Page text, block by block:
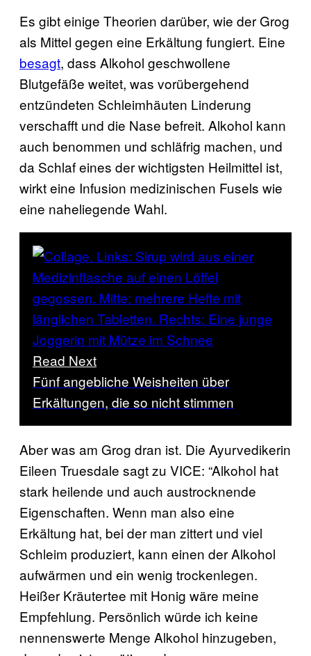
Es gibt einige Theorien darüber, wie der Grog
als Mittel gegen eine Erkältung fungiert. Eine
besagt, dass Alkohol geschwollene
Blutgefäße weitet, was vorübergehend
entzündeten Schleimhäuten Linderung
verschafft und die Nase befreit. Alkohol kann
auch benommen und schläfrig machen, und
da Schlaf eines der wichtigsten Heilmittel ist,
wirkt eine Infusion medizinischen Fusels wie
eine naheliegende Wahl.
Read Next
Fünf angebliche Weisheiten über
Erkältungen, die so nicht stimmen
Aber was am Grog dran ist. Die Ayurvedikerin
Eileen Truesdale sagt zu VICE: “Alkohol hat
stark heilende und auch austrocknende
Eigenschaften. Wenn man also eine
Erkältung hat, bei der man zittert und viel
Schleim produziert, kann einen der Alkohol
aufwärmen und ein wenig trockenlegen.
Heißer Kräutertee mit Honig wäre meine
Empfehlung. Persönlich würde ich keine
nennenswerte Menge Alkohol hinzugeben,